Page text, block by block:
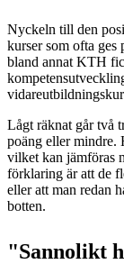
Nyckeln till den
kurser som ofta ges
bland annat KTH
Lågt räknat går två
poäng eller mindre.
vilket kan jämföras
förklaring är att de
eller att man redan
botten.
"Sannolikt